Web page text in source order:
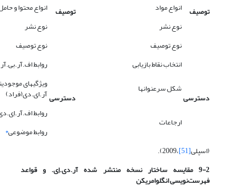
توصیف
توصیف
انواع مواد
انواع محتوا و
نوع نشر
نوع نشر
نوع توصیف
نوع توصیف
دسترسی
انتخاب نقاط بازیابی
دسترسی
روابط
شکل سرعنوانها
ویژگیهای
آر.ای.دی(فراد)
ارجاعات
روابط
روابط موضوعی*
(اسپلی[51]
،2009).
9-2 مقایسه ساختار نسخه منتشر شده آر.دی.اِی. و قواعد
فهرست‌نویسی انگلوامریکن